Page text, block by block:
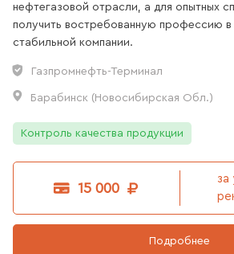
нефтегазовой отрасли, а для опытных
получить востребованную профессию в
стабильной компании.
Газпромнефть-Терминал
Барабинск (Новосибирская Обл.)
Контроль качества продукции
15 000
за
Подробнее